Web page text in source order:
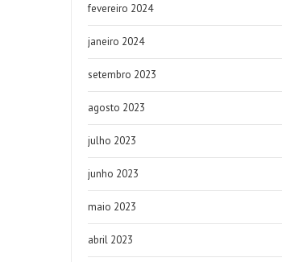
fevereiro 2024
janeiro 2024
setembro 2023
agosto 2023
julho 2023
junho 2023
maio 2023
abril 2023